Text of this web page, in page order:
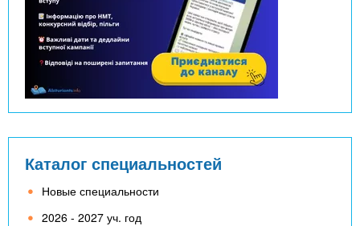
Каталог специальностей
Новые специальности
2026 - 2027 уч. год